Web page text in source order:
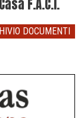
F.A.C.I.
DOCUMENTI